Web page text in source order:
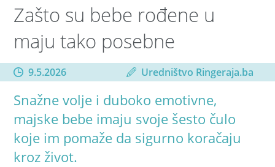
Zašto su bebe rođene u
maju tako posebne
9.5.2026 Uredništvo Ringeraja.ba
Snažne volje i duboko emotivne,
majske bebe imaju svoje šesto čulo
koje im pomaže da sigurno koračaju
kroz život.